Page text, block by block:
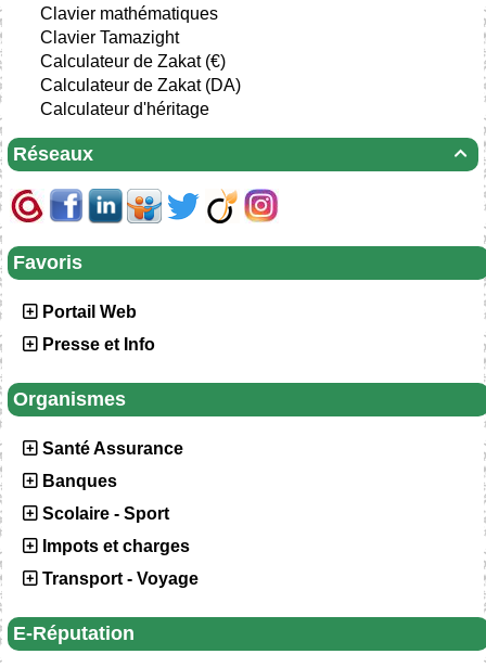
Clavier mathématiques
Clavier Tamazight
Calculateur de Zakat (€)
Calculateur de Zakat (DA)
Calculateur d'héritage

Réseaux
Favoris
Portail Web
Presse et Info
Organismes
Santé Assurance
Banques
Scolaire - Sport
Impots et charges
Transport - Voyage
E-Réputation